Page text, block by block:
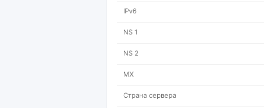
IPv6
NS 1
NS 2
MX
Страна сервера